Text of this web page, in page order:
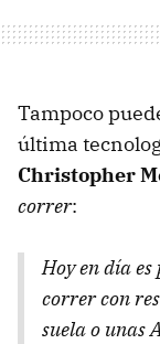
Tampoco
última
Christopher
correr:
Hoy en día
correr con
suela o unas